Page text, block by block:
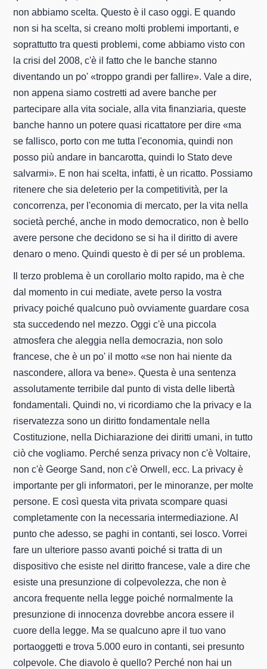
non abbiamo scelta. Questo è il caso oggi. E quando
non si ha scelta, si creano molti problemi importanti, e
soprattutto tra questi problemi, come abbiamo visto con
la crisi del 2008, c'è il fatto che le banche stanno
diventando un po' «troppo grandi per fallire». Vale a dire,
non appena siamo costretti ad avere banche per
partecipare alla vita sociale, alla vita finanziaria, queste
banche hanno un potere quasi ricattatore per dire «ma
se fallisco, porto con me tutta l'economia, quindi non
posso più andare in bancarotta, quindi lo Stato deve
salvarmi». E non hai scelta, infatti, è un ricatto. Possiamo
ritenere che sia deleterio per la competitività, per la
concorrenza, per l'economia di mercato, per la vita nella
società perché, anche in modo democratico, non è bello
avere persone che decidono se si ha il diritto di avere
denaro o meno. Quindi questo è di per sé un problema.
Il terzo problema è un corollario molto rapido, ma è che
dal momento in cui mediate, avete perso la vostra
privacy poiché qualcuno può ovviamente guardare cosa
sta succedendo nel mezzo. Oggi c'è una piccola
atmosfera che aleggia nella democrazia, non solo
francese, che è un po' il motto «se non hai niente da
nascondere, allora va bene». Questa è una sentenza
assolutamente terribile dal punto di vista delle libertà
fondamentali. Quindi no, vi ricordiamo che la privacy e la
riservatezza sono un diritto fondamentale nella
Costituzione, nella Dichiarazione dei diritti umani, in tutto
ciò che vogliamo. Perché senza privacy non c'è Voltaire,
non c'è George Sand, non c'è Orwell, ecc. La privacy è
importante per gli informatori, per le minoranze, per molte
persone. E così questa vita privata scompare quasi
completamente con la necessaria intermediazione. Al
punto che adesso, se paghi in contanti, sei losco. Vorrei
fare un ulteriore passo avanti poiché si tratta di un
dispositivo che esiste nel diritto francese, vale a dire che
esiste una presunzione di colpevolezza, che non è
ancora frequente nella legge poiché normalmente la
presunzione di innocenza dovrebbe ancora essere il
cuore della legge. Ma se qualcuno apre il tuo vano
portaoggetti e trova 5.000 euro in contanti, sei presunto
colpevole. Che diavolo è quello? Perché non hai un